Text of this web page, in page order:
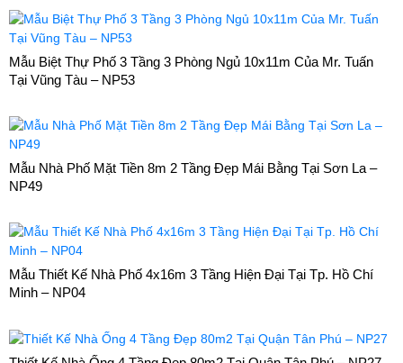
Mẫu Biệt Thự Phố 3 Tầng 3 Phòng Ngủ 10x11m Của Mr. Tuấn
Tại Vũng Tàu – NP53
Mẫu Nhà Phố Mặt Tiền 8m 2 Tầng Đẹp Mái Bằng Tại Sơn La –
NP49
Mẫu Thiết Kế Nhà Phố 4x16m 3 Tầng Hiện Đại Tại Tp. Hồ Chí
Minh – NP04